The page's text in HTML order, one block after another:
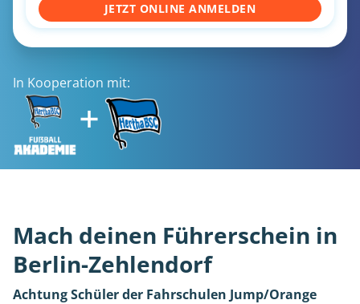
JETZT ONLINE ANMELDEN
In Kooperation mit:
Mach deinen Führerschein in
Berlin-Zehlendorf
Achtung Schüler der Fahrschulen Jump/Orange